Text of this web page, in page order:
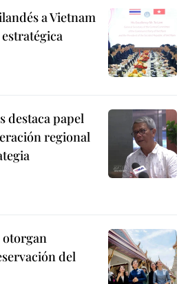
a Vietnam
destaca papel
regional
otorgan
del